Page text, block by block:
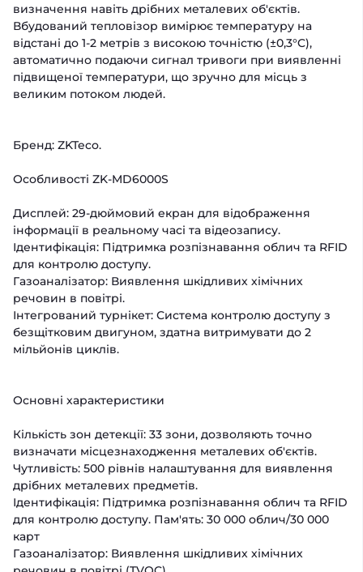
визначення навіть дрібних металевих об'єктів.
Вбудований тепловізор вимірює температуру на
відстані до 1-2 метрів з високою точністю (±0,3°C),
автоматично подаючи сигнал тривоги при виявленні
підвищеної температури, що зручно для місць з
великим потоком людей.
Бренд: ZKTeco.
Особливості ZK-MD6000S
Дисплей: 29-дюймовий екран для відображення
інформації в реальному часі та відеозапису.
Ідентифікація: Підтримка розпізнавання облич та RFID
для контролю доступу.
Газоаналізатор: Виявлення шкідливих хімічних
речовин в повітрі.
Інтегрований турнікет: Система контролю доступу з
безщітковим двигуном, здатна витримувати до 2
мільйонів циклів.
Основні характеристики
Кількість зон детекції: 33 зони, дозволяють точно
визначати місцезнаходження металевих об'єктів.
Чутливість: 500 рівнів налаштування для виявлення
дрібних металевих предметів.
Ідентифікація: Підтримка розпізнавання облич та RFID
для контролю доступу. Пам'ять: 30 000 облич/30 000
карт
Газоаналізатор: Виявлення шкідливих хімічних